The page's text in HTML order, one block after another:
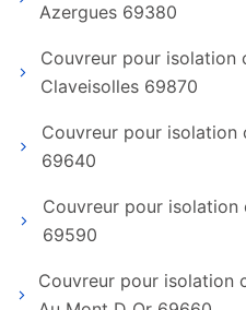
Azergues 69380
Couvreur pour isolation
Claveisolles 69870
Couvreur pour
69640
Couvreur pour
69590
Couvreur pour isolation